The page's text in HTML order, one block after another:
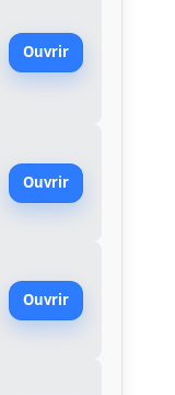
Ouvrir
Ouvrir
Ouvrir